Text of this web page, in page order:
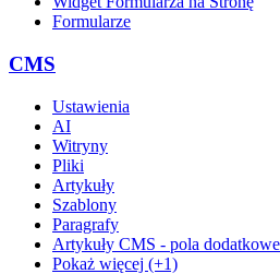
Formularze
CMS
Ustawienia
AI
Witryny
Pliki
Artykuły
Szablony
Paragrafy
Artykuły CMS - pola
Pokaż więcej (+1)